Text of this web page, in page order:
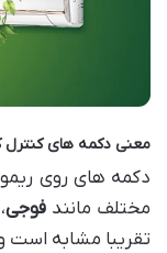
معنی دکمه های کنترل
دکمه های روی
مختلف مانند فوجی،
تقریبا مشابه است